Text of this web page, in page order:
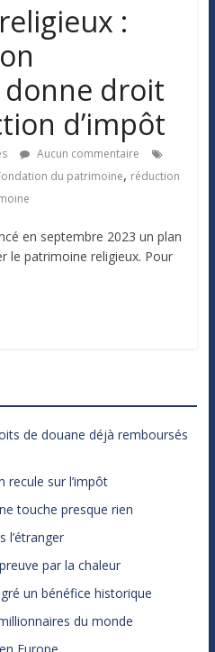
:
donne droit
d’impôt
Aucun commentaire
du patrimoine, réduction
en septembre 2023 un plan
le patrimoine religieux. Pour
de douane déjà remboursés
recule sur l’impôt
touche presque rien
l’étranger
par la chaleur
un bénéfice historique
du monde